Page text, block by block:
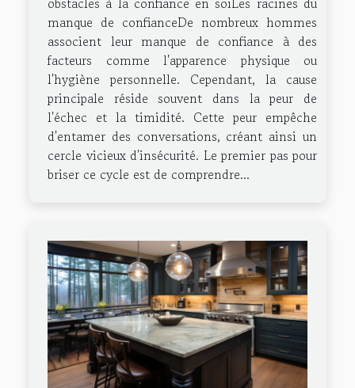
manque de confianceDe nombreux hommes
associent leur manque de confiance à des
facteurs comme l'apparence physique ou
l'hygiène personnelle. Cependant, la cause
principale réside souvent dans la peur de
l'échec et la timidité. Cette peur empêche
d'entamer des conversations, créant ainsi un
cercle vicieux d'insécurité. Le premier pas pour
briser ce cycle est de comprendre...